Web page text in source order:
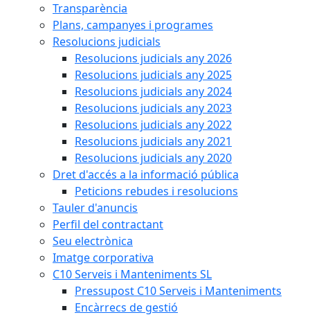
Transparència
Plans, campanyes i programes
Resolucions judicials
Resolucions judicials any 2026
Resolucions judicials any 2025
Resolucions judicials any 2024
Resolucions judicials any 2023
Resolucions judicials any 2022
Resolucions judicials any 2021
Resolucions judicials any 2020
Dret d'accés a la informació pública
Peticions rebudes i resolucions
Tauler d'anuncis
Perfil del contractant
Seu electrònica
Imatge corporativa
C10 Serveis i Manteniments SL
Pressupost C10 Serveis i Manteniments
Encàrrecs de gestió